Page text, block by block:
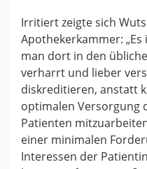
Irritiert zeigte sich
Apothekerkammer:
man dort in den
verharrt und lieber
diskreditieren, anstatt
optimalen Versorgung
Patienten
einer minimalen
Interessen der